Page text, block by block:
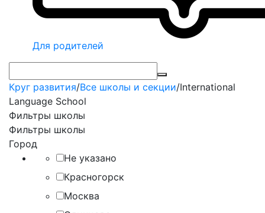
Для родителей
Круг развития/Все школы и секции/International
Language School
Фильтры школы
Фильтры школы
Город
Не указано
Красногорск
Москва